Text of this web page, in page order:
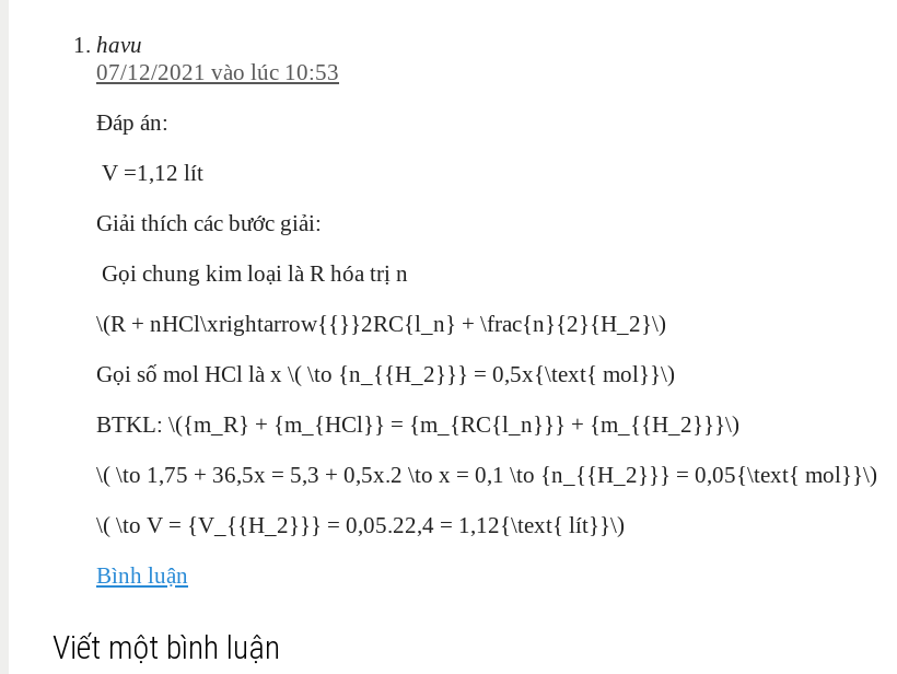
havu
07/12/2021 vào lúc 10:53
Đáp án:
V =1,12 lít
Giải thích các bước giải:
Gọi chung kim loại là R hóa trị n
\(R + nHCl\xrightarrow{{}}2RC{l_n} + \frac{n}{2}{H_2}\)
Gọi số mol HCl là x \( \to {n_{{H_2}}} = 0,5x{\text{ mol}}\)
BTKL: \({m_R} + {m_{HCl}} = {m_{RC{l_n}}} + {m_{{H_2}}}\)
\( \to 1,75 + 36,5x = 5,3 + 0,5x.2 \to x = 0,1 \to {n_{{H_2}}} = 0,05{\text{ mol}}\)
\( \to V = {V_{{H_2}}} = 0,05.22,4 = 1,12{\text{ lít}}\)
Bình luận
Viết một bình luận